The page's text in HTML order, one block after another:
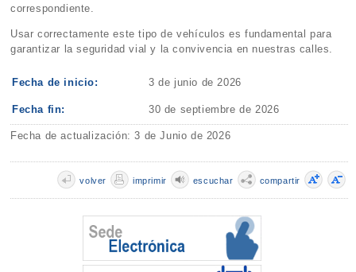
correspondiente.
Usar correctamente este tipo de vehículos es fundamental para
garantizar la seguridad vial y la convivencia en nuestras calles.
Fecha de inicio: 3 de junio de 2026
Fecha fin: 30 de septiembre de 2026
Fecha de actualización: 3 de Junio de 2026
compartir
escuchar
imprimir
volver